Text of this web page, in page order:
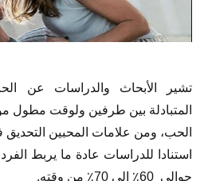
تشير الأبحاث والدراسات عن
المتبادلة بين طرفين ولوقت مطول
الحب، ومن علامات المحبين
استنادا للدراسات عادة ما يربط
حوالي 60٪ إلى 70٪ من وقته.